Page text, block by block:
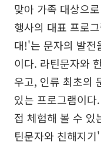
맞아 가족 대상으
행사의 대표 프로
대!'는 문자의 발전
이다. 라틴문자와
우고, 인류 최초의
있는 프로그램이
접 체험해 볼 수 있
틴문자와 친해지